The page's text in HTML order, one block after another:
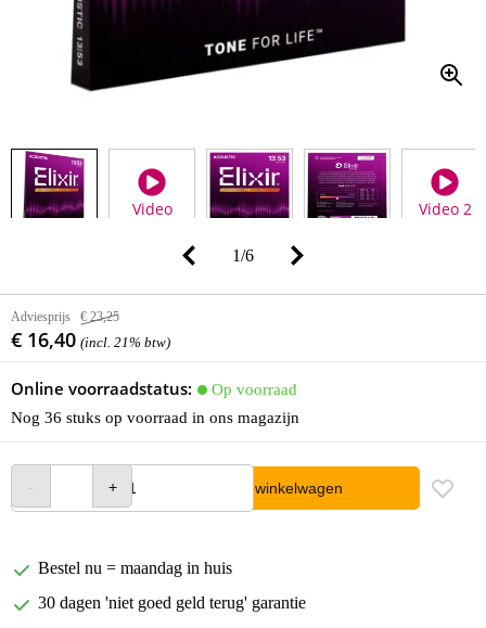
Video Video 2
1/6
Adviesprijs € 23,25
€ 16,40 (incl. 21% btw)
Online voorraadstatus:
Op voorraad
Nog 36 stuks op voorraad in ons magazijn
In winkelwagen
Bestel nu = maandag in huis
30 dagen 'niet goed geld terug' garantie